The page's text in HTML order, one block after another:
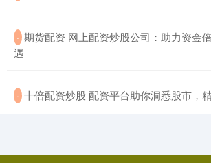
· 期货配资 网上配资炒股公司：助力资金
遇
· 十倍配资炒股 配资平台助你洞悉股市，